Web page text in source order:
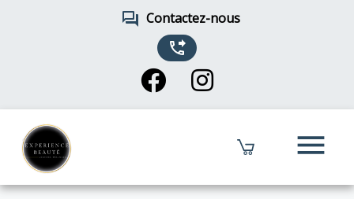
forum Contactez-nous
phone_forwarded
menu